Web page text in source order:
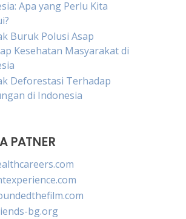
Apa yang Perlu Kita
Buruk Polusi Asap
Kesehatan Masyarakat di
Deforestasi Terhadap
di Indonesia
PATNER
bg.org